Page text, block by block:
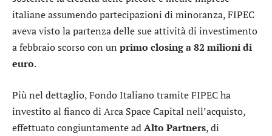
italiane assumendo partecipazioni di minoranza, FIPEC
aveva visto la partenza delle sue attività di investimento
a febbraio scorso con un primo closing a 82 milioni di
euro.
Più nel dettaglio, Fondo Italiano tramite FIPEC ha
investito al fianco di Arca Space Capital nell’acquisto,
effettuato congiuntamente adAlto Partners, di